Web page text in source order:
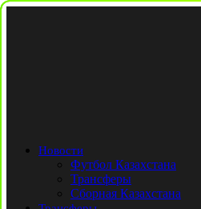
Новости
Футбол Казахстана
Трансферы
Сборная Казахстана